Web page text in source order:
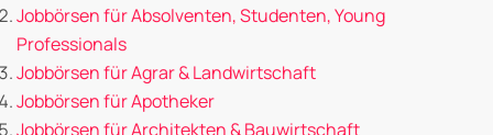
Jobbörsen für Absolventen, Studenten, Young
Professionals
Jobbörsen für Agrar & Landwirtschaft
Jobbörsen für Apotheker
Jobbörsen für Architekten & Bauwirtschaft